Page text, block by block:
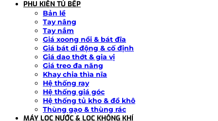
PHỤ KIỆN TỦ BẾP
Bản lề
Tay nâng
Tay nắm
Giá xoong nồi & bát đĩa
Giá bát di động & cố định
Giá dao thớt & gia vị
Giá treo đa năng
Khay chia thìa nĩa
Hệ thống ray
Hệ thống giá góc
Hệ thống tủ kho & đồ khô
Thùng gạo & thùng rác
MÁY LỌC NƯỚC & LỌC KHÔNG KHÍ